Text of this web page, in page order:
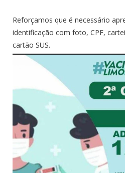
Reforçamos que é necessário
identificação com foto, CPF,
cartão SUS.